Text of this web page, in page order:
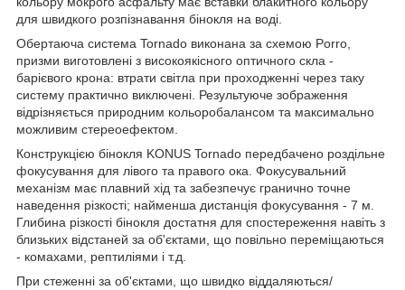
для швидкого розпізнавання бінокля на воді.
Обертаюча система Tornado виконана за схемою Porro,
призми виготовлені з високоякісного оптичного скла -
барієвого крона: втрати світла при проходженні через таку
систему практично виключені. Результуюче зображення
відрізняється природним кольоробалансом та максимально
можливим стереоефектом.
Конструкцією бінокля KONUS Tornado передбачено роздільне
фокусування для лівого та правого ока. Фокусувальний
механізм має плавний хід та забезпечує гранично точне
наведення різкості; найменша дистанція фокусування - 7 м.
Глибина різкості бінокля достатня для спостереження навіть з
близьких відстаней за об'єктами, що повільно переміщаються
- комахами, рептиліями і т.д.
При стеженні за об'єктами, що швидко віддаляються/